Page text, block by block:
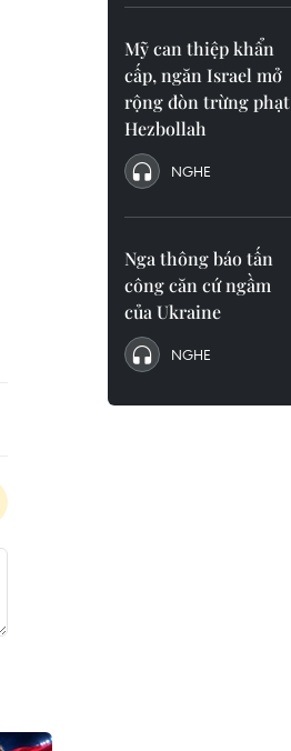
Mỹ can thiệp khẩn
cấp, ngăn Israel mở
rộng đòn trừng phạt
Hezbollah
NGHE
Nga thông báo tấn
công căn cứ ngầm
của Ukraine
NGHE